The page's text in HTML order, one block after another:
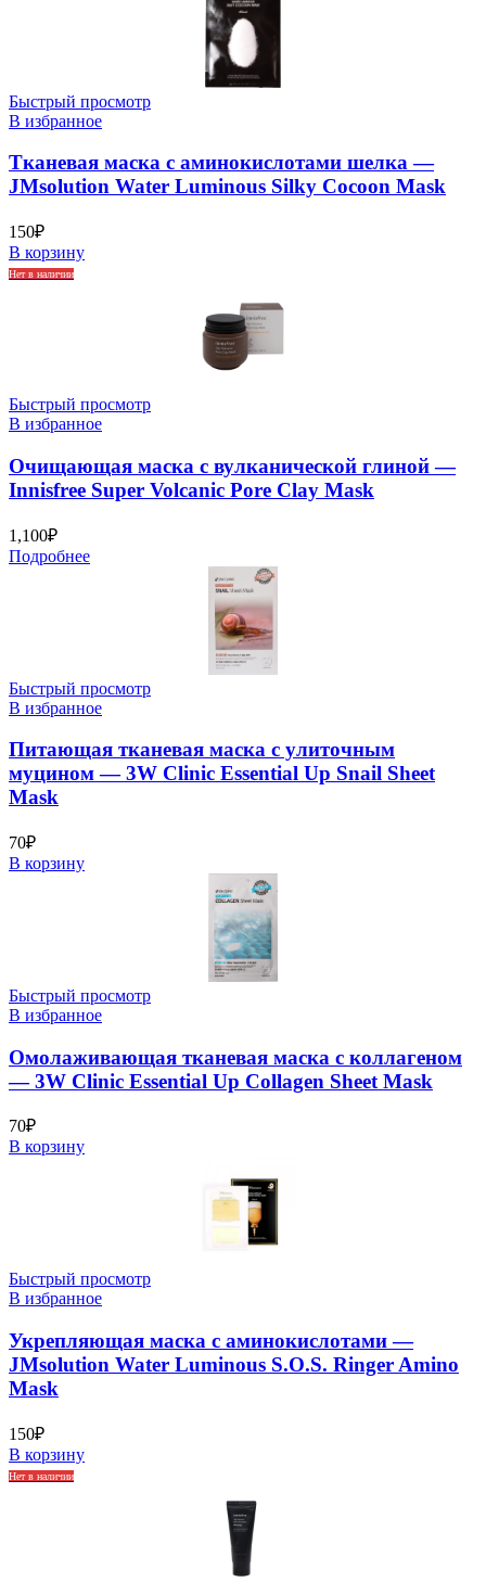
Быстрый просмотр
В избранное
Тканевая маска с аминокислотами шелка —
JMsolution Water Luminous Silky Cocoon Mask
150₽
В корзину
Нет в наличии
Быстрый просмотр
В избранное
Очищающая маска с вулканической глиной —
Innisfree Super Volcanic Pore Clay Mask
1,100₽
Подробнее
Быстрый просмотр
В избранное
Питающая тканевая маска с улиточным
муцином — 3W Clinic Essential Up Snail Sheet
Mask
70₽
В корзину
Быстрый просмотр
В избранное
Омолаживающая тканевая маска с коллагеном
— 3W Clinic Essential Up Collagen Sheet Mask
70₽
В корзину
Быстрый просмотр
В избранное
Укрепляющая маска с аминокислотами —
JMsolution Water Luminous S.O.S. Ringer Amino
Mask
150₽
В корзину
Нет в наличии